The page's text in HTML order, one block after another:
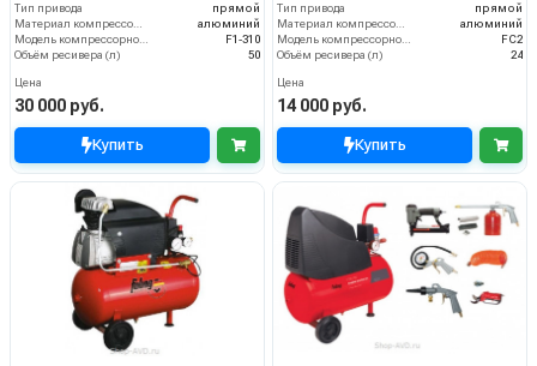
Тип привода
прямой
алюминий
F1-310
Объём ресивера (л)
50
Цена
30 000 руб.
Купить
Тип привода
прямой
алюминий
FC2
Объём ресивера (л)
24
Цена
14 000 руб.
Купить